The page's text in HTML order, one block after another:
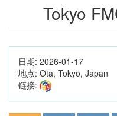
Tokyo
日期: 2026-01-17
地点: Ota, Tokyo, Japan
链接: